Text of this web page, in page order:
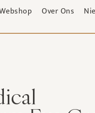
Over Ons